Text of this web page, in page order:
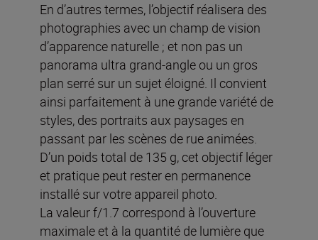
En d’autres termes, l’objectif réalisera des
photographies avec un champ de vision
d’apparence naturelle ; et non pas un
panorama ultra grand-angle ou un gros
plan serré sur un sujet éloigné. Il convient
ainsi parfaitement à une grande variété de
styles, des portraits aux paysages en
passant par les scènes de rue animées.
D’un poids total de 135 g, cet objectif léger
et pratique peut rester en permanence
installé sur votre appareil photo.
La valeur f/1.7 correspond à l’ouverture
maximale et à la quantité de lumière que